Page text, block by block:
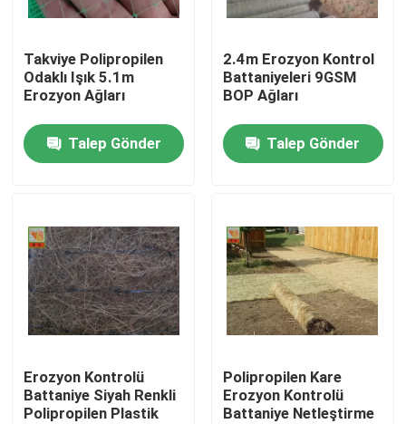
Kişiler
Ürünler
Ekstrüde Plastik Örgüler
Tarımsal Netleştirme
Su Ürünleri Netleştirme
Plastik İnşaat Filesi
Takviye Polipropilen
Odaklı Işık 5.1m
Erozyon Ağları
Talep Gönder
2.4m Erozyon Kontrol
Battaniyeleri 9GSM
BOP Ağları
Talep Gönder
Erozyon Kontrolü
Battaniye Siyah Renkli
Polipropilen Plastik
Polipropilen Kare
Erozyon Kontrolü
Battaniye Netleştirme